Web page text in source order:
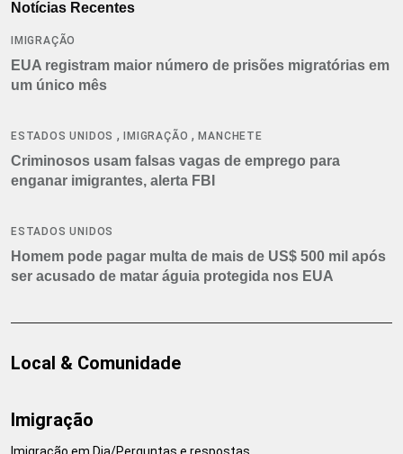
Notícias Recentes
IMIGRAÇÃO
EUA registram maior número de prisões migratórias em
um único mês
ESTADOS UNIDOS ,IMIGRAÇÃO ,MANCHETE
Criminosos usam falsas vagas de emprego para
enganar imigrantes, alerta FBI
ESTADOS UNIDOS
Homem pode pagar multa de mais de US$ 500 mil após
ser acusado de matar águia protegida nos EUA
Local & Comunidade
Imigração